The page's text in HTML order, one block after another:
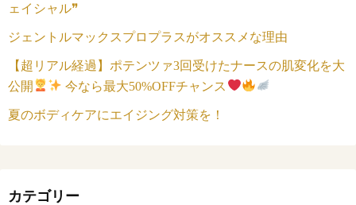
ェイシャル❞
ジェントルマックスプロプラスがオススメな理由
【超リアル経過】ポテンツァ3回受けたナースの肌変化を大
公開
今なら最大50%OFFチャンス
夏のボディケアにエイジング対策を！
カテゴリー